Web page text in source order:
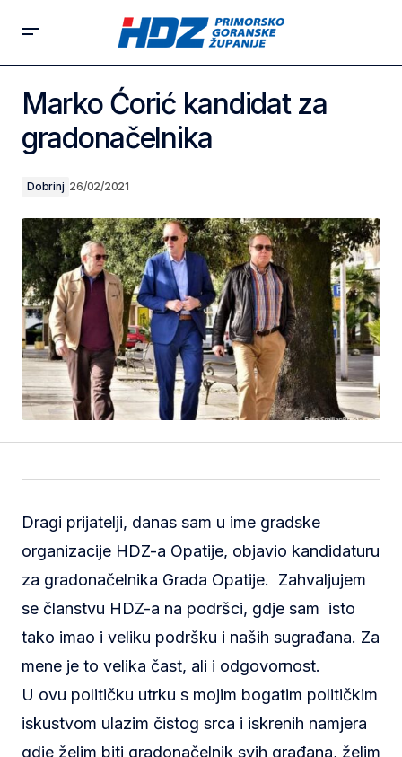
Marko Ćorić kandidat za
gradonačelnika
Dobrinj 26/02/2021
Dragi prijatelji, danas sam u ime gradske
organizacije HDZ-a Opatije, objavio kandidaturu
za gradonačelnika Grada Opatije. Zahvaljujem
se članstvu HDZ-a na podršci, gdje sam isto
tako imao i veliku podršku i naših sugrađana. Za
mene je to velika čast, ali i odgovornost.
U ovu političku utrku s mojim bogatim političkim
iskustvom ulazim čistog srca i iskrenih namjera
gdje želim biti gradonačelnik svih građana, želim